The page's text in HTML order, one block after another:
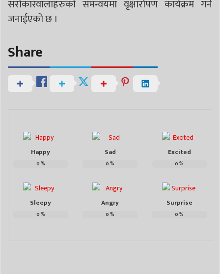
सरोकारवालाहरुको समन्वयमा वृक्षारोपण कार्यक्रम गर्ने
जनाईएको छ ।
Share
Happy
0%
Sad
0%
Excited
0%
Sleepy
0%
Angry
0%
Surprise
0%